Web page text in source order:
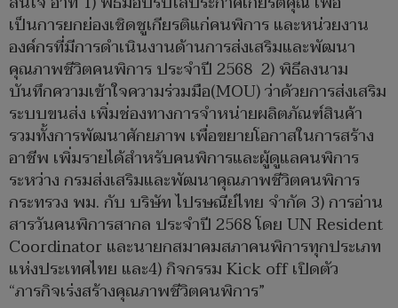
เป็นการยกย่องเชิดชูเกียรติแก่คนพิการ และหน่วยงาน
องค์กรที่มีการดำเนินงานด้านการส่งเสริมและพัฒนา
คุณภาพชีวิตคนพิการ ประจำปี 2568 2) พิธีลงนาม
บันทึกความเข้าใจความร่วมมือ(MOU) ว่าด้วยการส่งเสริม
ระบบขนส่ง เพิ่มช่องทางการจำหน่ายผลิตภัณฑ์สินค้า
รวมทั้งการพัฒนาศักยภาพ เพื่อขยายโอกาสในการสร้าง
อาชีพ เพิ่มรายได้สำหรับคนพิการและผู้ดูแลคนพิการ
ระหว่าง กรมส่งเสริมและพัฒนาคุณภาพชีวิตคนพิการ
กระทรวง พม. กับ บริษัท ไปรษณีย์ไทย จำกัด 3) การอ่าน
สารวันคนพิการสากล ประจำปี 2568 โดย UN Resident
Coordinator และนายกสมาคมสภาคนพิการทุกประเภท
แห่งประเทศไทย และ4) กิจกรรม Kick off เปิดตัว
“ภารกิจเร่งสร้างคุณภาพชีวิตคนพิการ”